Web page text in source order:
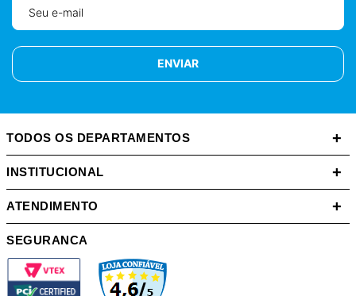
ENVIAR
TODOS OS DEPARTAMENTOS +
INSTITUCIONAL +
ATENDIMENTO +
SEGURANCA